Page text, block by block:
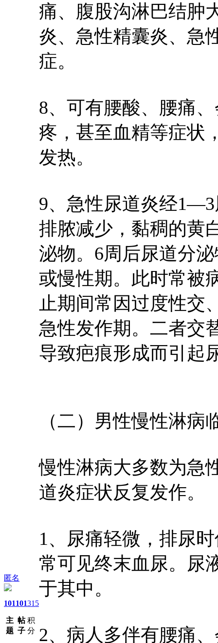
匿名
101
主
题
101
帖
子
315
积
分
痛、腹股沟淋巴结肿
炎、急性精囊炎、急
症。
8、可有腰酸、腰痛
疼，甚至血精等症状
发热。
9、急性尿道炎经
排脓减少，黏稠的黄
泌物。6周后尿道分
或慢性期。此时常被
止期间常因过度性交
急性发作期。二者交
导致疤痕形成而引起
（二）男性慢性淋病
慢性淋病大多数为急
道炎症状反复发作。
1、尿痛轻微，排尿
常可见终末血尿。尿
于其中。
2、病人多伴有腰痛